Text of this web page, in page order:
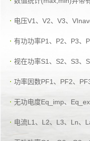
· 电压V1、V2、V3、
· 有功功率P1、P2、P3、
· 视在功率S1、S2、S3、
· 功率因数PF1、PF2、
· 无功电度Eq_imp、
· 电流L1、L2、L3、Ln、